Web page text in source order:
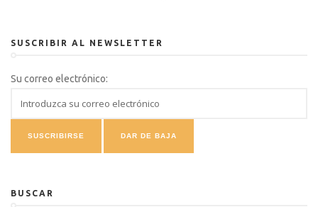
SUSCRIBIR AL NEWSLETTER
Su correo electrónico:
BUSCAR